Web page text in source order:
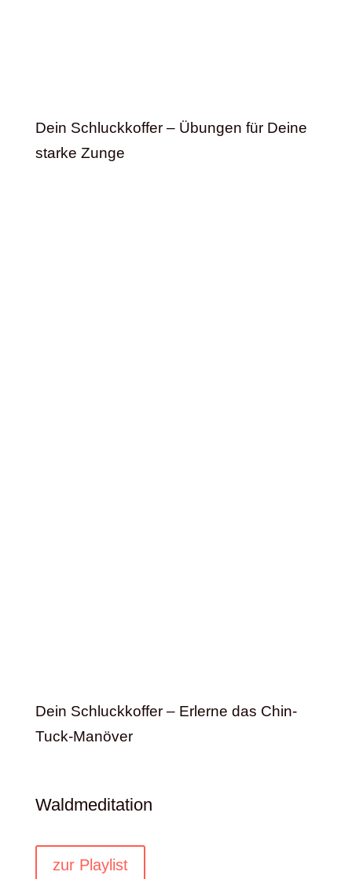
Dein Schluckkoffer – Übungen für Deine
starke Zunge
Dein Schluckkoffer – Erlerne das Chin-
Tuck-Manöver
Waldmeditation
zur Playlist